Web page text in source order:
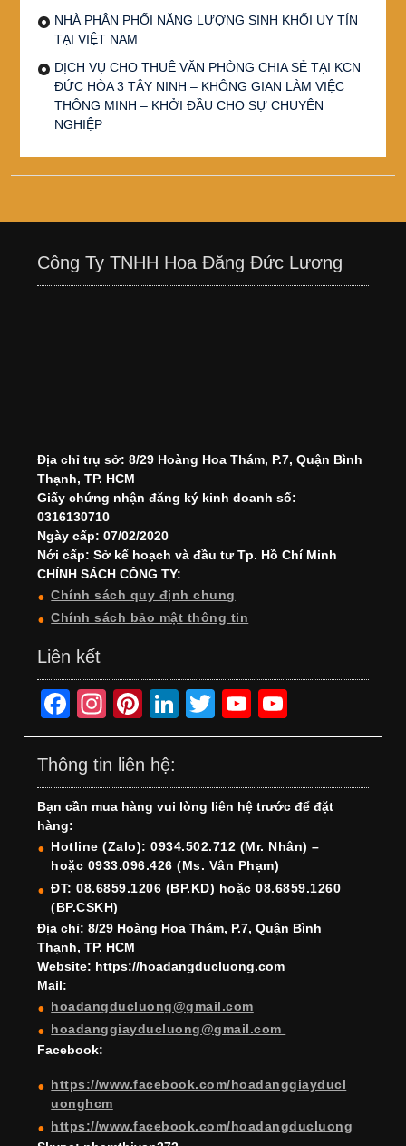
NHÀ PHÂN PHỐI NĂNG LƯỢNG SINH KHỐI UY TÍN
TẠI VIỆT NAM
DỊCH VỤ CHO THUÊ VĂN PHÒNG CHIA SẺ TẠI KCN
ĐỨC HÒA 3 TÂY NINH – KHÔNG GIAN LÀM VIỆC
THÔNG MINH – KHỞI ĐẦU CHO SỰ CHUYÊN
NGHIỆP
Công Ty TNHH Hoa Đăng Đức Lương
Địa chỉ trụ sở: 8/29 Hoàng Hoa Thám, P.7, Quận Bình
Thạnh, TP. HCM
Giấy chứng nhận đăng ký kinh doanh số:
0316130710
Ngày cấp: 07/02/2020
Nới cấp: Sở kế hoạch và đầu tư Tp. Hồ Chí Minh
CHÍNH SÁCH CÔNG TY:
Chính sách quy định chung
Chính sách bảo mật thông tin
Liên kết
F
a
c
e
b
o
o
k
In
st
a
gr
a
m
Pi
nt
er
e
st
Li
n
e
dI
n
T
wi
er
Y
o
T
u
b
e
o
T
u
b
e
h
Thông tin liên hệ:
Bạn cần mua hàng vui lòng liên hệ trước để đặt
hàng:
Hotline (Zalo): 0934.502.712 (Mr. Nhân) –
hoặc 0933.096.426 (Ms. Vân Phạm)
ĐT: 08.6859.1206 (BP.KD) hoặc 08.6859.1260
(BP.CSKH)
Địa chỉ: 8/29 Hoàng Hoa Thám, P.7, Quận Bình
Thạnh, TP. HCM
Website: https://hoadangducluong.com
Mail:
hoadangducluong@gmail.com
hoadanggiayducluong@gmail.com
Facebook:
https://www.facebook.com/hoadanggiayducl
uonghcm
https://www.facebook.com/hoadangducluong